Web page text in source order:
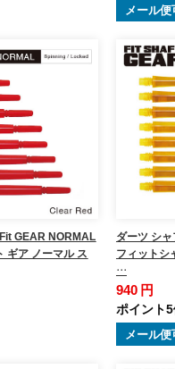
メール便
GEAR NORMAL
ギア ノーマル ス
ダーツ シ
フィットシ
…
940 円
ポイント
メール便